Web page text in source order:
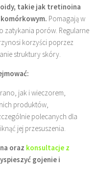
takie jak tretinoina
Pomagają w
zatykania porów. Regularne
korzyści poprzez
struktury skóry.
jak i wieczorem,
produktów,
polecanych dla
jej przesuszenia.
oraz konsultacje z
gojenie i